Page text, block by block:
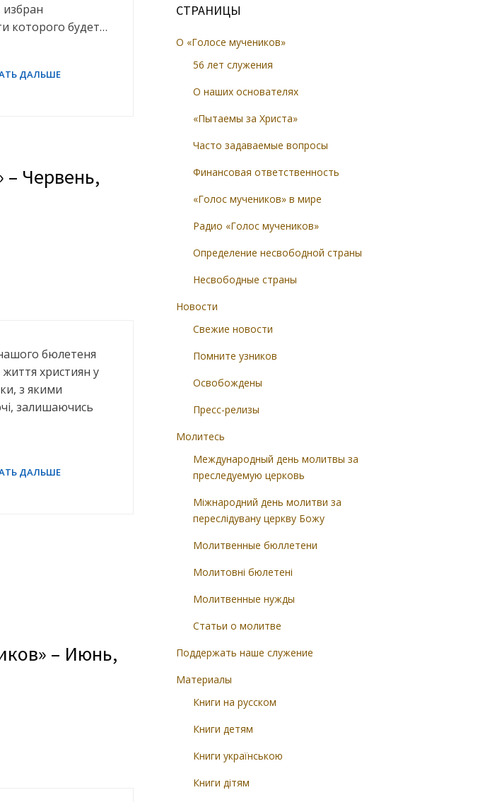
избран
которого будет…
– Червень,
бюлетеня
життя християн у
з якими
залишаючись
– Июнь,
СТРАНИЦЫ
О «Голосе мучеников»
56 лет служения
О наших основателях
«Пытаемы за Христа»
Часто задаваемые вопросы
Финансовая ответственность
«Голос мучеников» в мире
Радио «Голос мучеников»
Определение несвободной страны
Несвободные страны
Новости
Свежие новости
Помните узников
Освобождены
Пресс-релизы
Молитесь
Международный день молитвы за
преследуемую церковь
Міжнародний день молитви за
переслідувану церкву Божу
Молитвенные бюллетени
Молитовні бюлетені
Молитвенные нужды
Статьи о молитве
Поддержать наше служение
Материалы
Книги на русском
Книги детям
Книги українською
Книги дітям